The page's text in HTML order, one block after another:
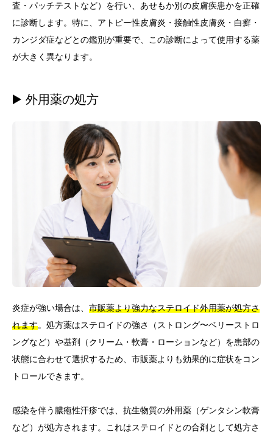
査・パッチテストなど）を行い、あせもか別の皮膚疾患かを正確
に診断します。特に、アトピー性皮膚炎・接触性皮膚炎・白癬・
カンジダ症などとの鑑別が重要で、この診断によって使用する薬
が大きく異なります。
▶️ 外用薬の処方
炎症が強い場合は、 市販薬より強力なステロイド外用薬が処方さ
れます。処方薬はステロイドの強さ（ストロング〜ベリーストロ
ングなど）や基剤（クリーム・軟膏・ローションなど）を患部の
状態に合わせて選択するため、市販薬よりも効果的に症状をコン
トロールできます。
感染を伴う膿疱性汗疹では、抗生物質の外用薬（ゲンタシン軟膏
など）が処方されます。これはステロイドとの合剤として処方さ